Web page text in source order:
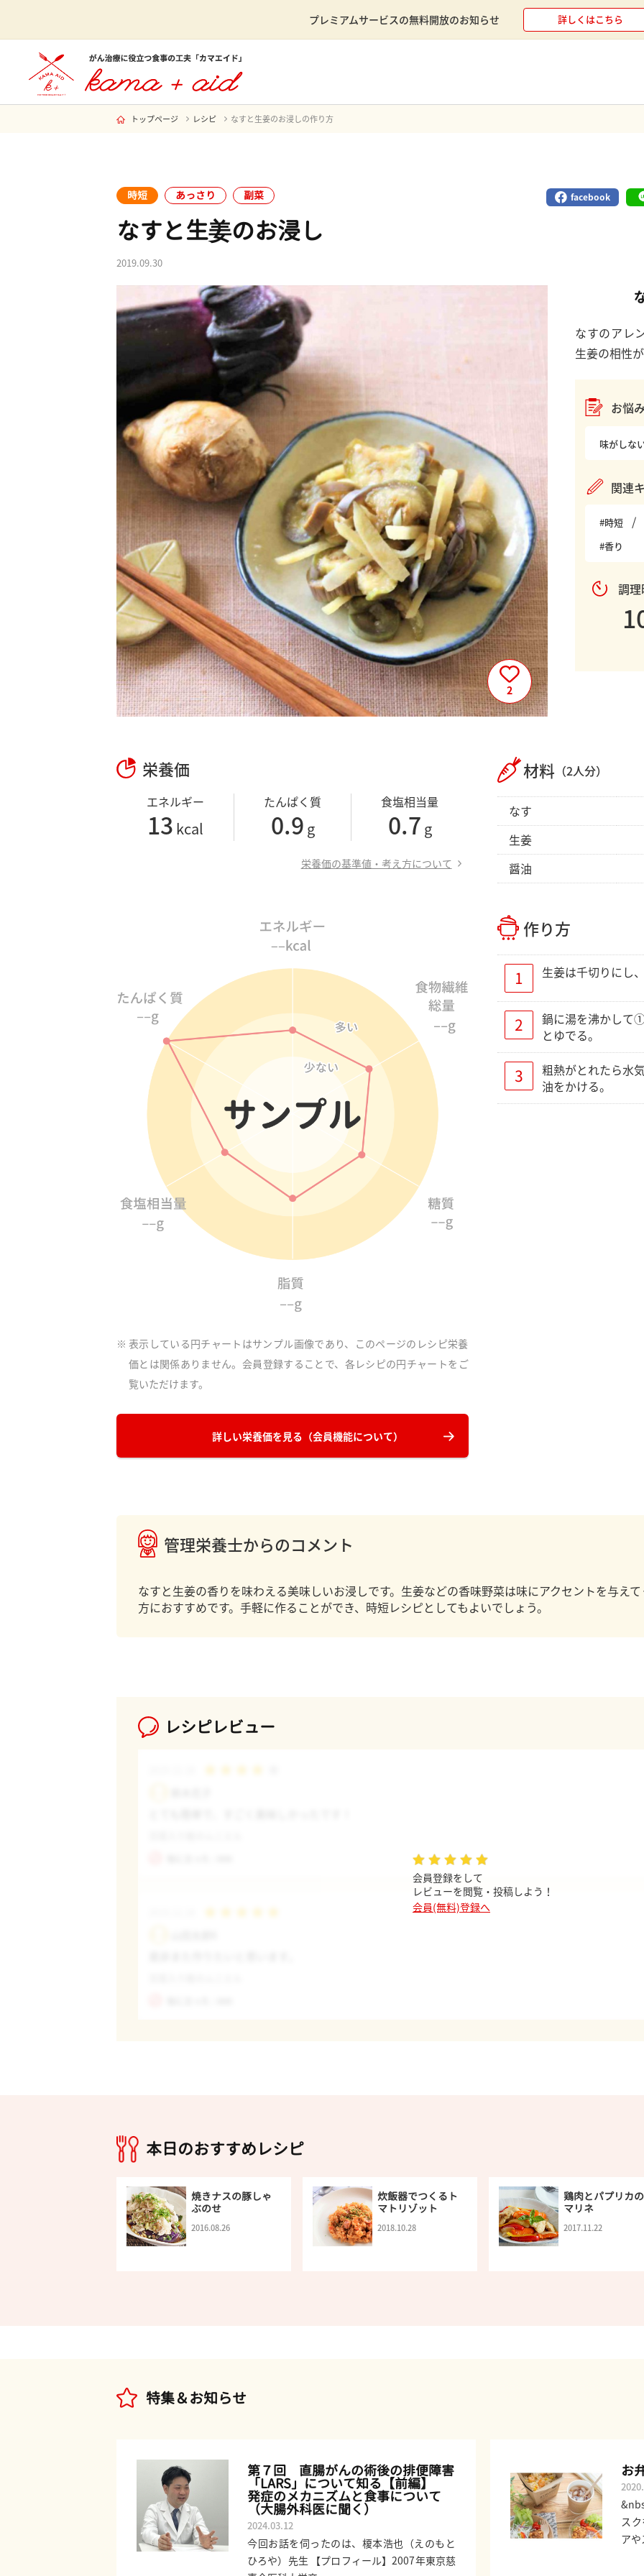
プレミアムサービスの無料開放のお知らせ 詳しくはこちら
トップページ レシピ なすと生姜のお浸しの作り方
時短 あっさり 副菜
なすと生姜のお浸し
2019.09.30
2
お悩
味がしな
関連
#時短
#香り
調
なすのアレ
生姜の相性
facebook
栄養価
エネルギー
13 kcal
たんぱく質
0.9 g
食塩相当量
0.7 g
栄養価の基準値・考え方について
表示している円チャートはサンプル画像であり、このページのレシピ栄養
価とは関係ありません。会員登録することで、各レシピの円チャートをご
覧いただけます。
詳しい栄養価を見る （会員機能について）
材料 （2人分）
なす
生姜
醤油
作り方
生姜は千切りにし
鍋に湯を沸かして
とゆでる。
粗熱がとれたら水
油をかける。
管理栄養士からのコメント
なすと生姜の香りを味わえる美味しいお浸しです。生姜などの香味野菜は味にアクセントを与え
レシピレビュー
会員登録をして
レビューを閲覧・投稿しよう！
会員(無料)登録へ
本日のおすすめレシピ
焼きナスの豚しゃ
ぶのせ
2016.08.26
炊飯器でつくるト
マトリゾット
2018.10.28
鶏肉とパプリカの
マリネ
2017.11.22
特集＆お知らせ
第７回 直腸がんの術後の排便障害
「LARS」について知る【前編】
発症のメカニズムと食事について
（大腸外科医に聞く）
2024.03.12
今回お話を伺ったのは、榎本浩也（えのもと
ひろや）先生 【プロフィール】2007年東京慈
お
ス
ア